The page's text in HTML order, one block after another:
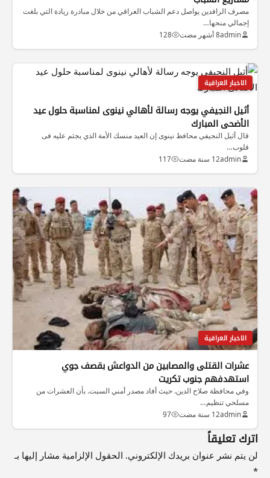
مصرف الرافدين يواصل دعم الشباب العراقي من خلال مبادرة ريادة التي بلغت
إجمالي منحها…
admin8 أشهر مضت 128
الاخبار العراقية
أثيل النجيفي يوجه رسالة لأهالي نينوى لمناسبة حلول عيد
الأضحى المبارك
قال أثيل النجيفي محافظ نينوى إن العيد منسك الأمة الذي يجثم عليه فى
قلوب…
admin12 سنة مضت 117
الاخبار العراقية
عشرات القتلى والمصابين من الدواعش بقصف جوي
استهدفهم جنوب تكريت
وفي محافظة صلاح الدين. حيث أفاد مصدر أمني السبت. بأن العشرات من
مسلحي تنظيم…
admin12 سنة مضت 97
اترك تعليقاً
لن يتم نشر عنوان بريدك الإلكتروني. الحقول الإلزامية مشار إليها بـ
*